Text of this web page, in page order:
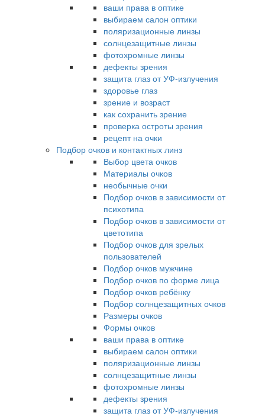
ваши права в оптике
выбираем салон оптики
поляризационные линзы
солнцезащитные линзы
фотохромные линзы
дефекты зрения
защита глаз от УФ-излучения
здоровье глаз
зрение и возраст
как сохранить зрение
проверка остроты зрения
рецепт на очки
Подбор очков и контактных линз
Выбор цвета очков
Материалы очков
необычные очки
Подбор очков в зависимости от
психотипа
Подбор очков в зависимости от
цветотипа
Подбор очков для зрелых
пользователей
Подбор очков мужчине
Подбор очков по форме лица
Подбор очков ребёнку
Подбор солнцезащитных очков
Размеры очков
Формы очков
ваши права в оптике
выбираем салон оптики
поляризационные линзы
солнцезащитные линзы
фотохромные линзы
дефекты зрения
защита глаз от УФ-излучения